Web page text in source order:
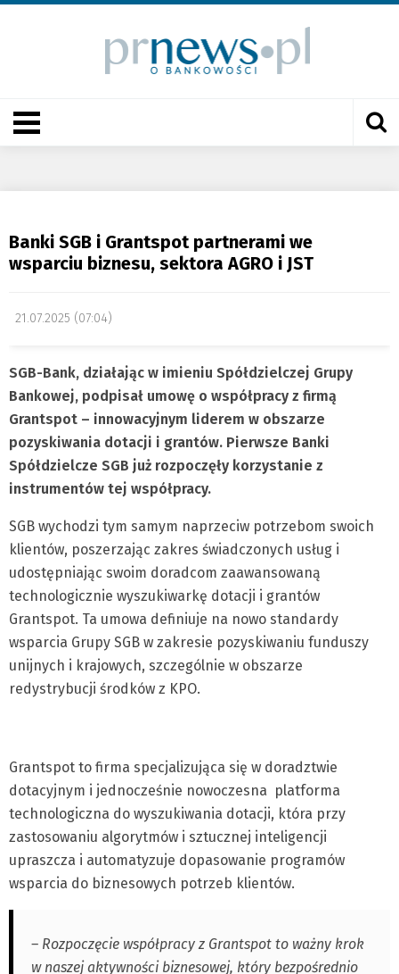
Banki SGB i Grantspot partnerami we
wsparciu biznesu, sektora AGRO i JST
21.07.2025 (07:04)
SGB-Bank, działając w imieniu Spółdzielczej Grupy
Bankowej, podpisał umowę o współpracy z firmą
Grantspot – innowacyjnym liderem w obszarze
pozyskiwania dotacji i grantów. Pierwsze Banki
Spółdzielcze SGB już rozpoczęły korzystanie z
instrumentów tej współpracy.
SGB wychodzi tym samym naprzeciw potrzebom swoich
klientów, poszerzając zakres świadczonych usług i
udostępniając swoim doradcom zaawansowaną
technologicznie wyszukiwarkę dotacji i grantów
Grantspot. Ta umowa definiuje na nowo standardy
wsparcia Grupy SGB w zakresie pozyskiwaniu funduszy
unijnych i krajowych, szczególnie w obszarze
redystrybucji środków z KPO.
Grantspot to firma specjalizująca się w doradztwie
dotacyjnym i jednocześnie nowoczesna platforma
technologiczna do wyszukiwania dotacji, która przy
zastosowaniu algorytmów i sztucznej inteligencji
upraszcza i automatyzuje dopasowanie programów
wsparcia do biznesowych potrzeb klientów.
– Rozpoczęcie współpracy z Grantspot to ważny krok
w naszej aktywności biznesowej, który bezpośrednio